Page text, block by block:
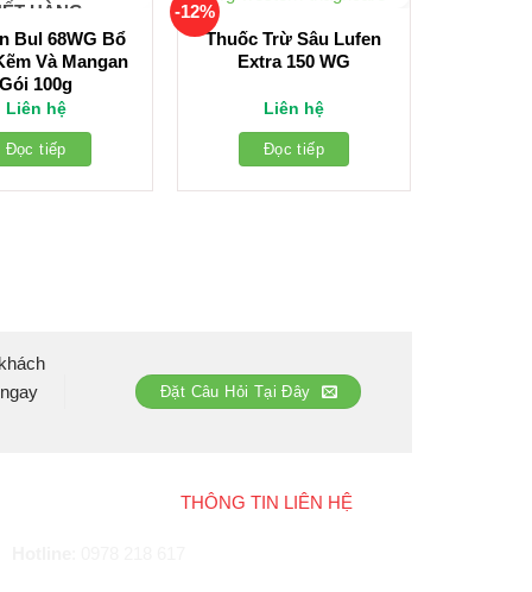
HÀNG
Bul 68WG Bổ
Và Mangan
Gói 100g
Liên hệ
Đọc tiếp
-12%
Thuốc Trừ Sâu Lufen
Extra 150 WG
Liên hệ
Đọc tiếp
Đặt Câu Hỏi Tại Đây
THÔNG TIN LIÊN HỆ